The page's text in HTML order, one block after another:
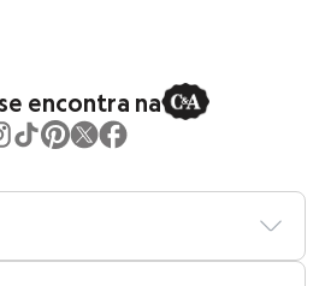
encontra na
CasacosModa PraiaModa Íntima